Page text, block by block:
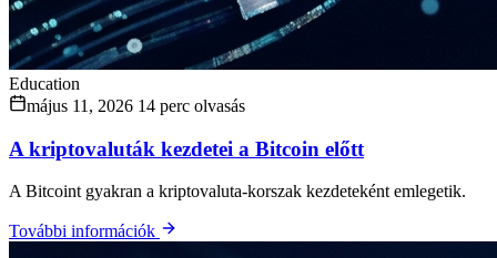
Education
május 11, 2026 14 perc olvasás
A kriptovaluták kezdetei a Bitcoin előtt
A Bitcoint gyakran a kriptovaluta-korszak kezdeteként emlegetik.
További információk